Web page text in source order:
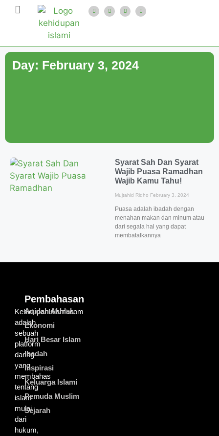
Day: February 3, 2024
Syarat Sah Dan Syarat
Wajib Puasa Ramadhan
Wajib Kamu Tahu!
Mujtahid Ridho February 3, 2024
Puasa adalah ibadah dengan
menahan makan dan minum atau
dari segala hal yang dapat
membatalkannya
KehidupanIslami.com
adalah
sebuah
platform
daring
yang
membahas
tentang
islam
mulai
dari
hukum,
Pembahasan
Aqidah Akhlak
Ekonomi
Hari Besar Islam
Ibadah
Inspirasi
Keluarga Islami
Pemuda Muslim
Sejarah